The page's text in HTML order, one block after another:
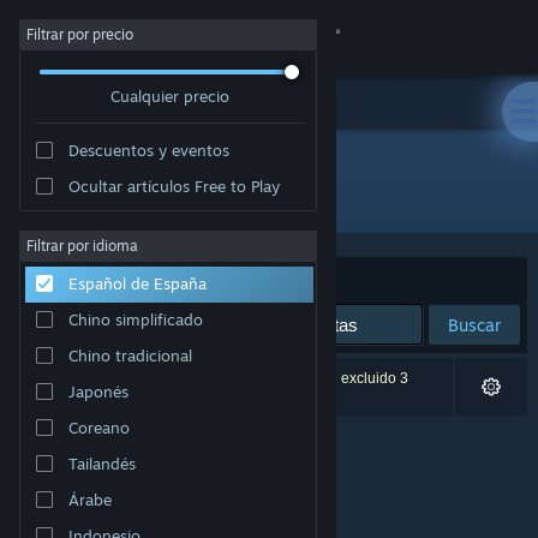
Iniciar sesión
Acerca de
Soporte
Cambiar idioma
Descargar Steam Mobile
Ver versión clásica
Filtrar por precio
Cualquier precio
Descuentos y eventos
Ocultar artículos Free to Play
Filtrar por idioma
Español de España
Chino simplificado
Chino tradicional
Japonés
Coreano
Tailandés
Árabe
Desarrollador: Nawia Games
Ordenar por Relevancia
Buscar
0 resultados coinciden con la búsqueda. Se han excluido 3
títulos basándose en tus preferencias.